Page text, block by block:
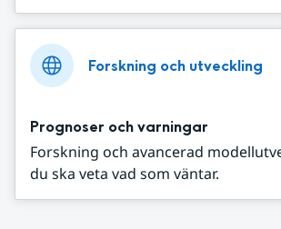
Forskning och utveckling
Prognoser och varningar
Forskning och avancerad
du ska veta vad som väntar.